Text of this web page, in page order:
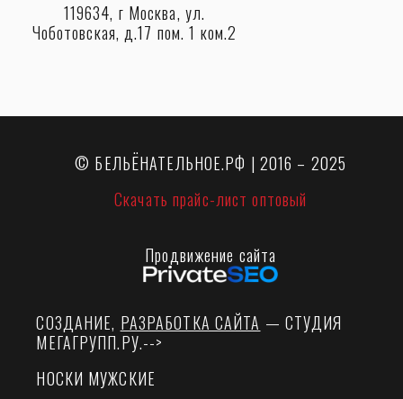
119634, г Москва, ул.
Чоботовская, д.17 пом. 1 ком.2
© БЕЛЬЁНАТЕЛЬНОЕ.РФ | 2016 – 2025
Скачать прайс-лист оптовый
Продвижение сайта
СОЗДАНИЕ, РАЗРАБОТКА САЙТА — СТУДИЯ
МЕГАГРУПП.РУ.-->
НОСКИ МУЖСКИЕ